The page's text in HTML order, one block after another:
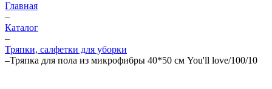
Главная
–
Каталог
–
Тряпки, салфетки для уборки
–Тряпка для пола из микрофибры 40*50 см You'll love/100/10